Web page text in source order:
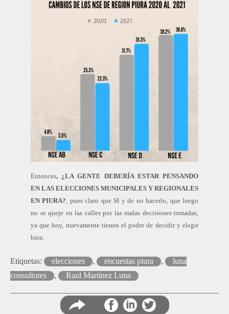
Entonces, ¿LA GENTE DEBERÍA ESTAR PENSANDO
EN LAS ELECCIONES MUNICIPALES Y REGIONALES
EN PIURA?, pues claro que SI y de no hacerlo, que luego
no se queje en las calles por las malas decisiones tomadas,
ya que hoy, nuevamente tienen el poder de decidir y elegir
bien.
Etiquetas: elecciones , encuestas piura ,
luna
consultores
, Raul Martinez Luna